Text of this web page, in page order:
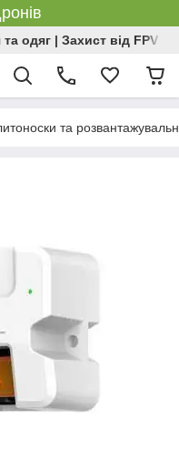
одяг | Захист від FPV |
та